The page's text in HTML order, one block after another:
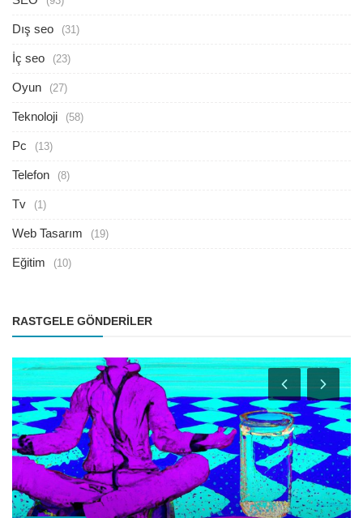
Dış seo (31)
İç seo (23)
Oyun (27)
Teknoloji (58)
Pc (13)
Telefon (8)
Tv (1)
Web Tasarım (19)
Eğitim (10)
RASTGELE GÖNDERILER